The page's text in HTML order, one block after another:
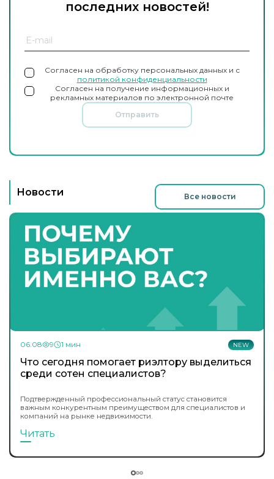
последних новостей!
Согласен на обработку персональных данных и с
политикой конфиденциальности
Согласен на получение информационных и
рекламных материалов по электронной почте
Отправить
Новости Все новости
NEW
06.08 9 1 мин
Что сегодня помогает риэлтору выделиться
среди сотен специалистов?
Подтвержденный профессиональный статус становится
важным конкурентным преимуществом для специалистов и
компаний на рынке недвижимости.
Читать